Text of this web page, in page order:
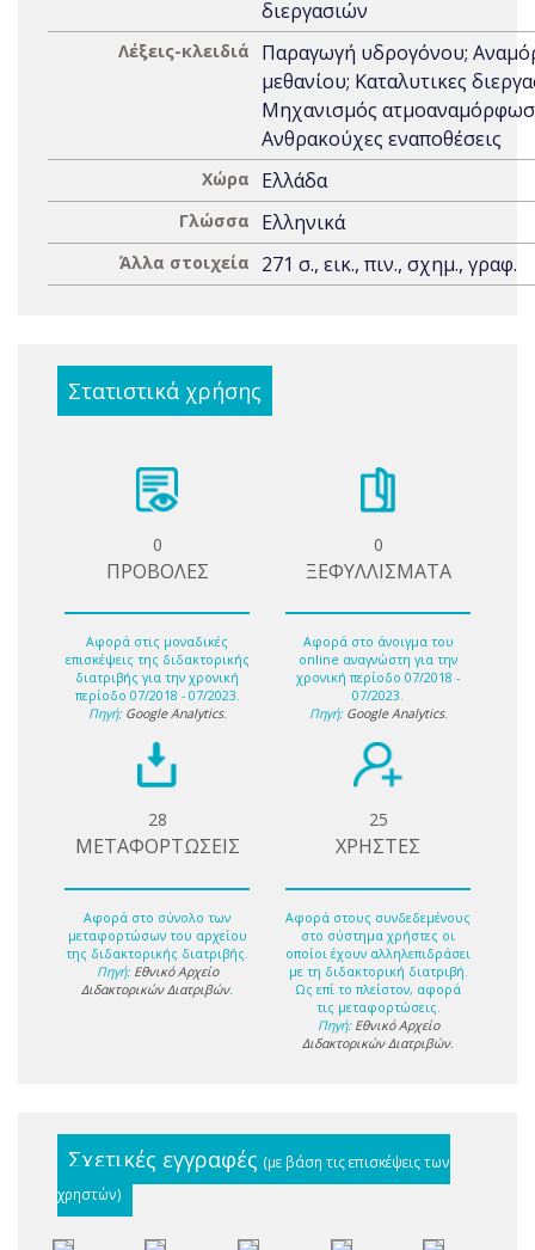
διεργασιών
Λέξεις-κλειδιά
Παραγωγή υδρογόνου;
μεθανίου; Καταλυτικες
Μηχανισμός
Ανθρακούχες εναποθέσεις
Χώρα Ελλάδα
Γλώσσα Ελληνικά
Άλλα στοιχεία 271 σ., εικ., πιν., σχημ., γραφ.
Στατιστικά χρήσης
0
ΠΡΟΒΟΛΕΣ
Αφορά στις μοναδικές
επισκέψεις της διδακτορικής
διατριβής για την χρονική
περίοδο 07/2018 - 07/2023.
Πηγή: Google Analytics.
0
ΞΕΦΥΛΛΙΣΜΑΤΑ
Αφορά στο άνοιγμα του
online αναγνώστη για την
χρονική περίοδο 07/2018 -
07/2023.
Πηγή: Google Analytics.
28
ΜΕΤΑΦΟΡΤΩΣΕΙΣ
Αφορά στο σύνολο των
μεταφορτώσων του αρχείου
της διδακτορικής διατριβής.
Πηγή: Εθνικό Αρχείο
Διδακτορικών Διατριβών.
25
ΧΡΗΣΤΕΣ
Αφορά στους συνδεδεμένους
στο σύστημα χρήστες οι
οποίοι έχουν αλληλεπιδράσει
με τη διδακτορική διατριβή.
Ως επί το πλείστον, αφορά
τις μεταφορτώσεις.
Πηγή: Εθνικό Αρχείο
Διδακτορικών Διατριβών.
Σχετικές εγγραφές (με βάση τις επισκέψεις των
χρηστών)